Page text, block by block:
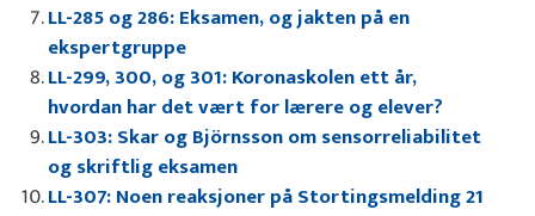
LL-285 og 286: Eksamen, og jakten på en
ekspertgruppe
LL-299, 300, og 301: Koronaskolen ett år,
hvordan har det vært for lærere og elever?
LL-303: Skar og Björnsson om sensorreliabilitet
og skriftlig eksamen
LL-307: Noen reaksjoner på Stortingsmelding 21